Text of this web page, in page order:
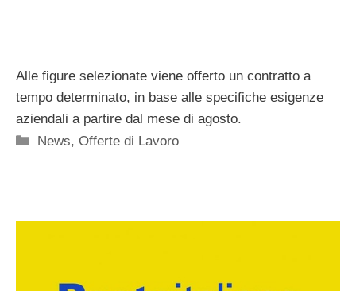
Alle figure selezionate viene offerto un contratto a
tempo determinato, in base alle specifiche esigenze
aziendali a partire dal mese di agosto.
Categorie
News,Offerte di Lavoro